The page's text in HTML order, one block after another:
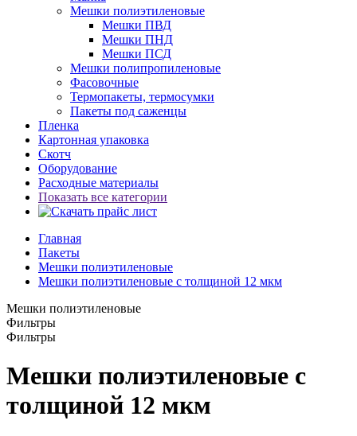
Мешки полиэтиленовые
Мешки ПВД
Мешки ПНД
Мешки ПСД
Мешки полипропиленовые
Фасовочные
Термопакеты, термосумки
Пакеты под саженцы
Пленка
Картонная упаковка
Скотч
Оборудование
Расходные материалы
Показать все категории
Главная
Пакеты
Мешки полиэтиленовые
Мешки полиэтиленовые с толщиной 12 мкм
Мешки полиэтиленовые
Фильтры
Фильтры
Мешки полиэтиленовые с
толщиной 12 мкм